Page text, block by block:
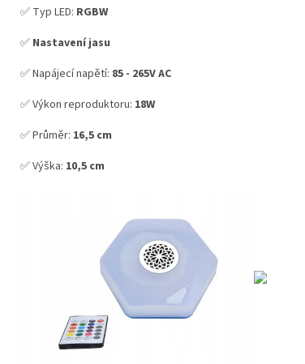
✅ Typ LED: RGBW
✅ Nastavení jasu
✅ Napájecí napětí: 85 - 265V AC
✅ Výkon reproduktoru: 18W
✅ Průměr: 16,5 cm
✅ Výška: 10,5 cm